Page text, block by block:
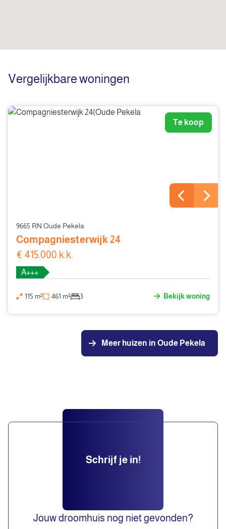
Vergelijkbare woningen
Te koop
9665 RN Oude Pekela
Compagniesterwijk 24
€ 415.000 k.k.
A+++
115 m² 461 m² 3 Bekijk woning
Meer huizen in Oude Pekela
Schrijf je in!
Jouw droomhuis nog niet gevonden?